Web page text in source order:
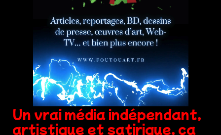
Un vrai média indépendant,
artistique et satirique, ça